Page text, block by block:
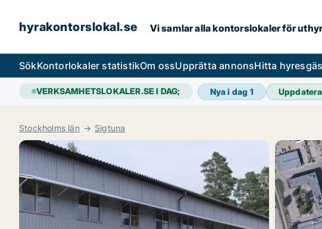
hyrakontorslokal.se Vi samlar alla kontorslokaler för
SökKontorlokaler statistikOm ossUpprätta annonsHitta
VERKSAMHETSLOKALER.SE I DAG; Nya i dag 1
Stockholms län Sigtuna